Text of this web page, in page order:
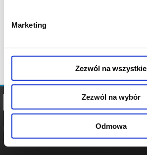
Marketing
Zezwól na wszystkie
Zezwól na wybór
Odmowa
POLITYKA